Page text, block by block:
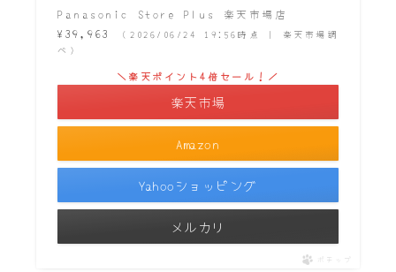
Panasonic Store Plus 楽天市場店
¥39,963
（2026/06/24 19:56時点 | 楽天市場調
べ）
Amazon
＼楽天ポイント4倍セール！／
楽天市場
Yahooショッピング
メルカリ
ポチップ